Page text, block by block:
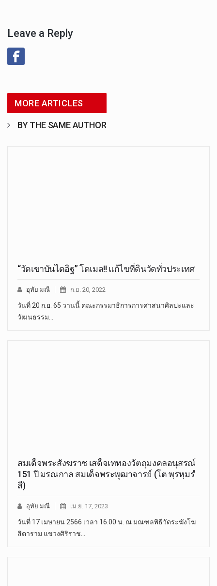
Leave a Reply
MORE ARTICLES
BY THE SAME AUTHOR
“วัดเขาบันไดอิฐ” โดเมล!! แก้ไขที่ดินวัดทั่วประเทศ
อุทัย มณี ก.ย. 20, 2022
วันที่ 20 ก.ย. 65 วานนี้ คณะกรรมาธิการการศาสนาศิลปะและ
วัฒนธรรม…
สมเด็จพระสังฆราช เสด็จเททองวัตถุมงคลอนุสรณ์
151 ปี มรณกาล สมเด็จพระพุฒาจารย์ (โต พฺรหฺมรํ
สี)
อุทัย มณี เม.ย. 17, 2023
วันที่ 17 เมษายน 2566 เวลา 16.00 น. ณ มณฑลพิธีวัดระฆังโฆ
สิตาราม แขวงศิริราช…